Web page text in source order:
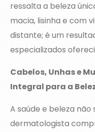
ressalta a beleza
macia, lisinha e com
distante; é um
especializados
Cabelos, Unhas e
Integral para a
A saúde e beleza não
dermatologista